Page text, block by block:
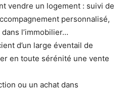
vendre un logement : suivi de
personnalisé,
l’immobilier…
d’un large éventail de
en toute sérénité une vente
ou un achat dans